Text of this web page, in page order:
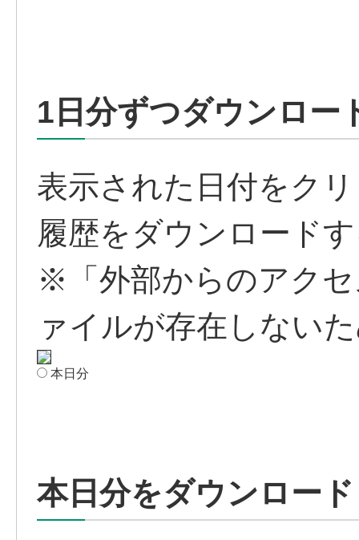
1日分ずつダウンロー
表示された日付をク
履歴をダウンロード
※「外部からのアク
ァイルが存在しない
本日分
本日分をダウンロード